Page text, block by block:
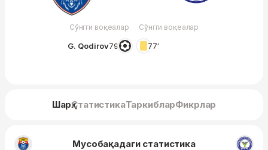
Сўнгги воқеалар
G. Qodirov79′
Сўнгги воқеалар
77′
ШарҳСтатистикаТаркибларФикрлар
Мусобақадаги статистика